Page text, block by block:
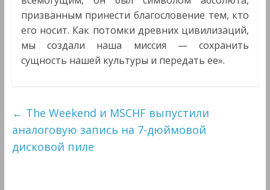
призванным принести благословение тем, кто
его носит. Как потомки древних цивилизаций,
мы создали наша миссия — сохранить
сущность нашей культуры и передать ее».
← The Weekend и MSCHF выпустили
аналоговую запись на 7-дюймовой
дисковой пиле